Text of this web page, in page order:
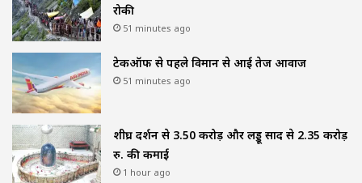
रोकी
51 minutes ago
टेकऑफ से पहले विमान से आई तेज आवाज
51 minutes ago
शीघ्र दर्शन से 3.50 करोड़ और लड्डू प्रसाद से 2.35 करोड़
रु. की कमाई
1 hour ago